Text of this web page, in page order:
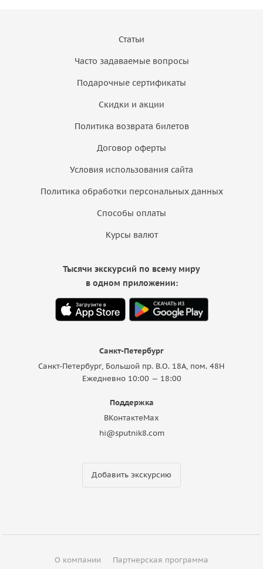
Статьи
Часто задаваемые вопросы
Подарочные сертификаты
Скидки и акции
Политика возврата билетов
Договор оферты
Условия использования сайта
Политика обработки персональных данных
Способы оплаты
Курсы валют
Санкт-Петербург
Санкт-Петербург, Большой пр. В.О. 18A, пом. 48Н
Ежедневно 10:00 — 18:00
Поддержка
ВКонтактеMax
hi@sputnik8.com
Добавить экскурсию
Тысячи экскурсий по всему миру
в одном приложении:
О компании Партнерская программа